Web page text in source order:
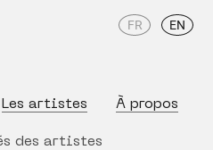
Les artistes À propos
FR EN
des artistes